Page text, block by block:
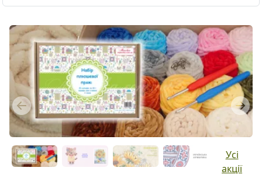
Previous Next
Усі
акції